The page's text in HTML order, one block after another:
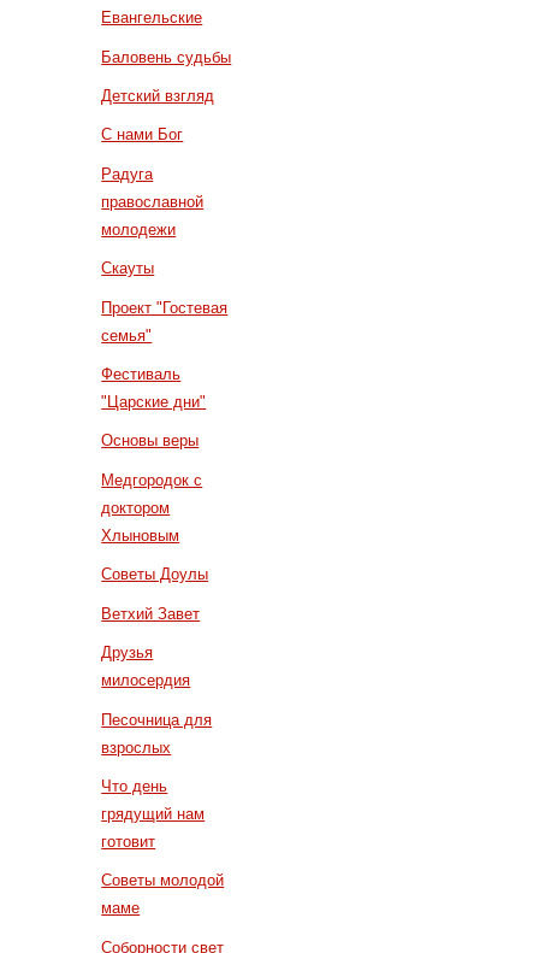
Евангельские
Баловень судьбы
Детский взгляд
С нами Бог
Радуга
православной
молодежи
Скауты
Проект "Гостевая
семья"
Фестиваль
"Царские дни"
Основы веры
Медгородок с
доктором
Хлыновым
Советы Доулы
Ветхий Завет
Друзья
милосердия
Песочница для
взрослых
Что день
грядущий нам
готовит
Советы молодой
маме
Соборности свет